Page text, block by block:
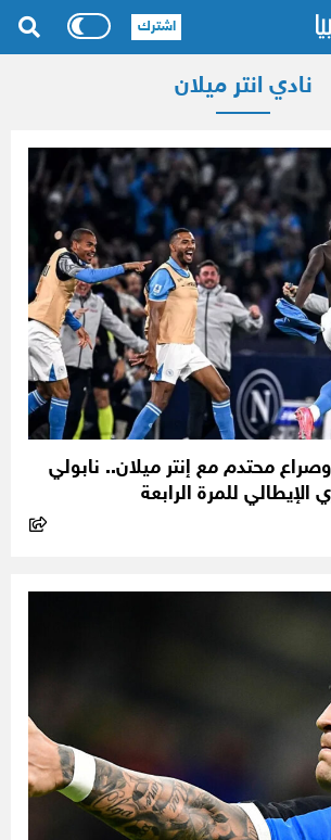
نادي انتر ميلان
محتدم مع إنتر ميلان.. نابولي
الإيطالي للمرة الرابعة
اشترك